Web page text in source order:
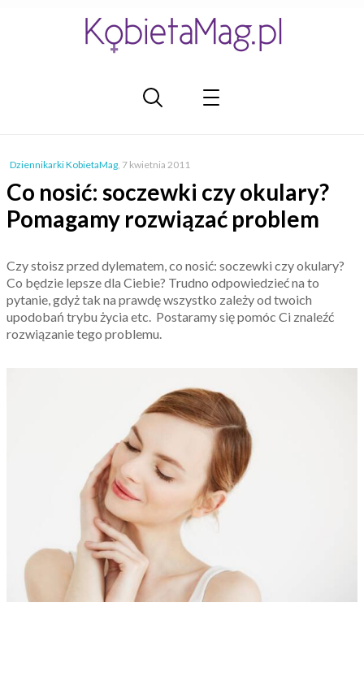
Dziennikarki KobietaMag, 7 kwietnia 2011
Co nosić: soczewki czy okulary?
Pomagamy rozwiązać problem
Czy stoisz przed dylematem, co nosić: soczewki czy okulary?
Co będzie lepsze dla Ciebie? Trudno odpowiedzieć na to
pytanie, gdyż tak na prawdę wszystko zależy od twoich
upodobań trybu życia etc. Postaramy się pomóc Ci znaleźć
rozwiązanie tego problemu.